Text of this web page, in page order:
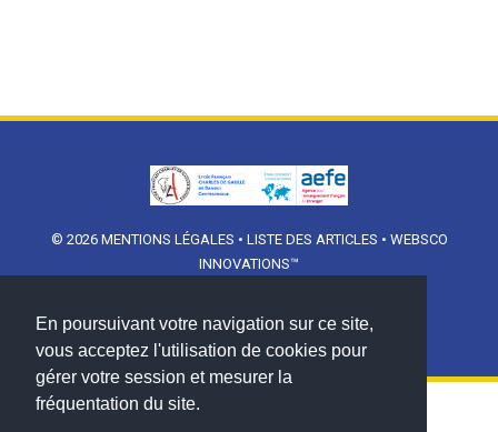
En poursuivant votre navigation sur ce site,
vous acceptez l'utilisation de cookies pour
gérer votre session et mesurer la
fréquentation du site.
© 2026 MENTIONS LÉGALES • LISTE DES ARTICLES • WEBSCO
INNOVATIONS™